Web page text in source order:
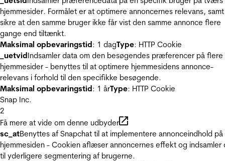
hjemmesider. Formålet er at optimere annoncernes relevans, samt
sikre at den samme bruger ikke får vist den samme annonce flere
gange end tiltænkt.
Maksimal opbevaringstid: 1 dagType: HTTP Cookie
_uetvidIndsamler data om den besøgendes præferencer på flere
hjemmesider - benyttes til at optimere hjemmesidens annonce-
relevans i forhold til den specifikke besøgende.
Maksimal opbevaringstid: 1 årType: HTTP Cookie
Snap Inc.
2
Få mere at vide om denne udbyder
sc_atBenyttes af Snapchat til at implementere annonceindhold på
hjemmesiden - Cookien aflæser annoncernes effekt og indsamler
til yderligere segmentering af brugerne.